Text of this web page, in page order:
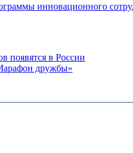
инновационного
появятся в России
дружбы»